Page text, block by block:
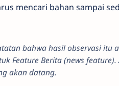
bahan sampai
bahwa hasil observasi itu
Feature Berita (news
akan datang.